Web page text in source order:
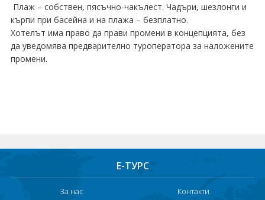
Екзотични почивки
КРУИЗИ
САМОЛЕТНИ БИЛЕТИ
Плаж – собствен, пясъчно-чакълест. Чадъри, шезлонги и
кърпи при басейна и на плажа – безплатно.
Хотелът има право да прави промени в концепцията, без
да уведомява предварително туроператора за наложените
промени.
Е-ТУРС
За нас
Контакти